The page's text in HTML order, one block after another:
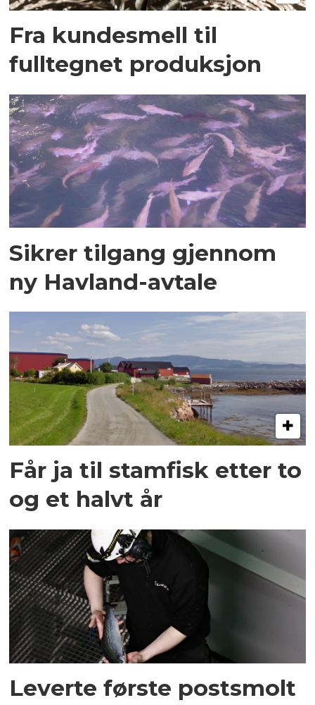
Fra kundesmell til
fulltegnet produksjon
Sikrer tilgang gjennom
ny Havland-avtale
Får ja til stamfisk etter to
og et halvt år
Leverte første postsmolt